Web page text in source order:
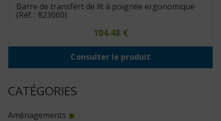
CATÉGORIES
Aménagements
Barre de transfert de lit à poignée ergonomique
(Réf. : 823060)
104.48 €
Consulter le produit